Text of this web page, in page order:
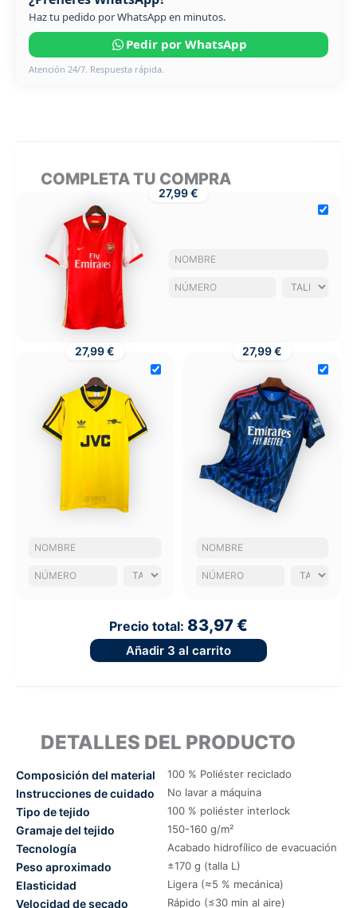
Haz tu pedido por WhatsApp en minutos.
Pedir por WhatsApp
Atención 24/7. Respuesta rápida.
COMPLETA TU COMPRA
27,99 €
27,99 € 27,99 €
Precio total: 83,97 €
Añadir 3 al carrito
DETALLES DEL PRODUCTO
Composición del material 100 % Poliéster reciclado
Instrucciones de cuidado No lavar a máquina
Tipo de tejido 100 % poliéster interlock
Gramaje del tejido 150-160 g/m²
Tecnología Acabado hidrofílico de evacuación
Peso aproximado ±170 g (talla L)
Elasticidad Ligera (≈5 % mecánica)
Velocidad de secado Rápido (≤30 min al aire)